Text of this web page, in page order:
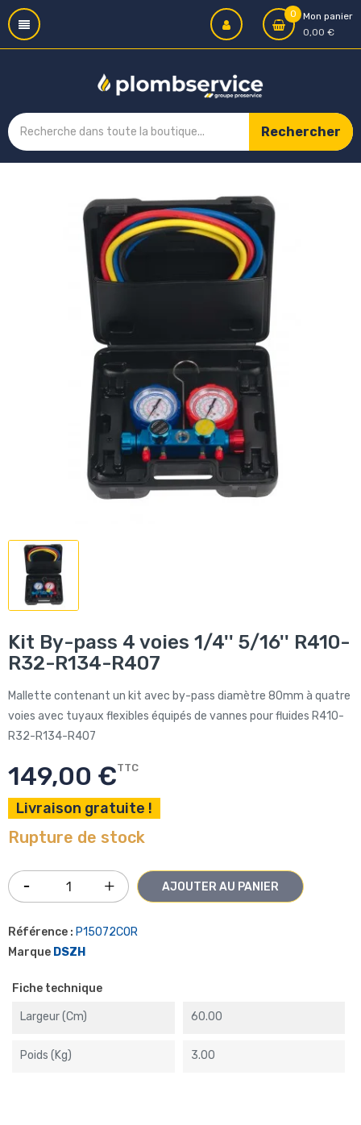
0
Mon panier
0,00 €
Rechercher
Kit By-pass 4 voies 1/4'' 5/16'' R410-
R32-R134-R407
Mallette contenant un kit avec by-pass diamètre 80mm à quatre
voies avec tuyaux flexibles équipés de vannes pour fluides R410-
R32-R134-R407
149,00 €TTC
Livraison gratuite !
Rupture de stock
AJOUTER AU PANIER
Référence : P15072COR
Marque DSZH
Fiche technique
Largeur (cm) 60.00
Poids (kg) 3.00